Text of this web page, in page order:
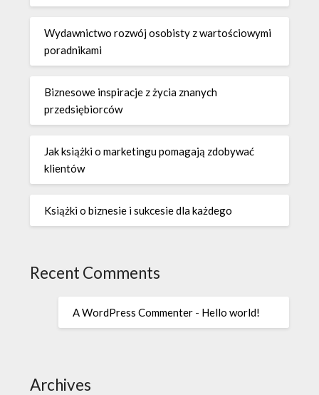
Wydawnictwo rozwój osobisty z wartościowymi
poradnikami
Biznesowe inspiracje z życia znanych
przedsiębiorców
Jak książki o marketingu pomagają zdobywać
klientów
Książki o biznesie i sukcesie dla każdego
Recent Comments
A WordPress Commenter - Hello world!
Archives